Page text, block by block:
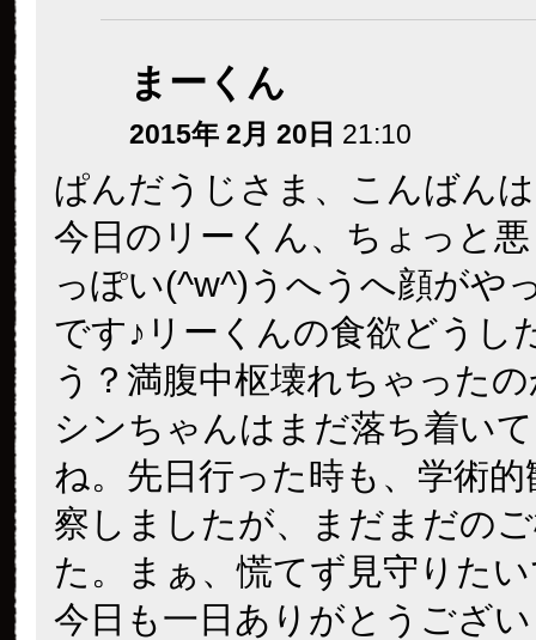
まーくん
2015年 2月 20日 21:10
ぱんだうじさま、こんばん
今日のリーくん、ちょっと
っぽい(^w^)うへうへ顔がや
です♪リーくんの食欲どうし
う？満腹中枢壊れちゃった
シンちゃんはまだ落ち着い
ね。先日行った時も、学術
察しましたが、まだまだの
た。まぁ、慌てず見守りた
今日も一日ありがとうござ